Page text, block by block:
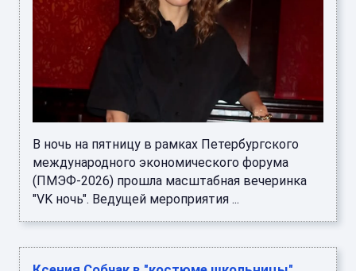
В ночь на пятницу в рамках Петербургского
международного экономического форума
(ПМЭФ-2026) прошла масштабная вечеринка
"VK ночь". Ведущей мероприятия ...